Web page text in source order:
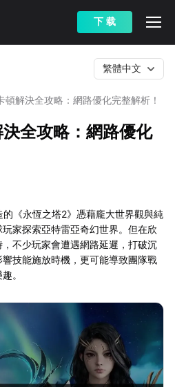
下 载
頓解決全攻略：網路優化完整解析！
繁體中文
全攻略：網路優化
《永恆之塔2》憑藉龐大世界觀與純
家探索亞特雷亞奇幻世界。但在欣
不少玩家會遭遇網路延遲，打破沉
技能施放時機，更可能導致團隊戰
。